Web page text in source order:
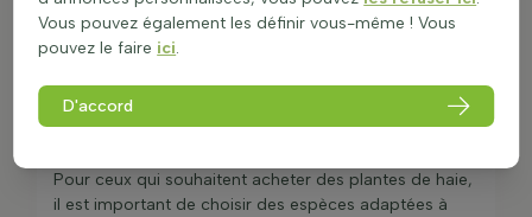
Choisir des plantes de haie pour une clôture
naturelle, offrant une alternative écologique aux
Utiliser des végétaux pour haie en tant que
plantes pour séparation verte, parfaites pour
Pour ceux qui souhaitent acheter des plantes de haie,
il est important de choisir des espèces adaptées à
Vous pouvez également les définir vous-même ! Vous
pouvez le faire ici.
D'accord